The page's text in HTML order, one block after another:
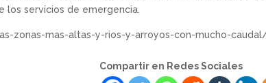
los servicios de emergencia.
zonas-mas-altas-y-rios-y-arroyos-con-mucho-
Compartir en Redes Sociales